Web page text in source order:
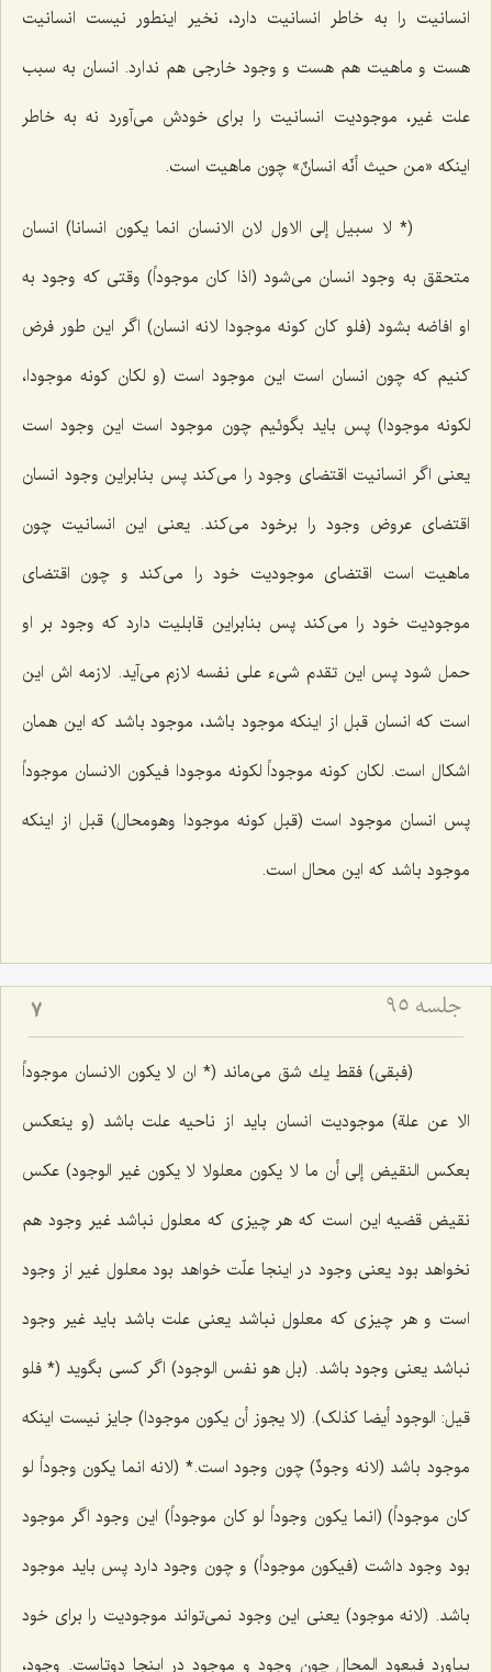
انسانیت را به خاطر انسانیت دارد، نخیر اینطور نیست انسانیت
هست و ماهیت هم هست و وجود خارجى هم ندارد. انسان به سبب
علت غیر، موجودیت انسانیت را براى خودش مى‌آورد نه به خاطر
اینكه «من حیث أنّه انسانٌ» چون ماهیت است.
(* لا سبیل إلى الاول لان الانسان انما یکون انسانا)انسان
متحقق به وجود انسان مى‌شود (اذا کان موجوداً)وقتى كه وجود به
او افاضه بشود (فلو کان کونه موجودا لانه انسان) اگر این طور فرض
كنیم كه چون انسان است این موجود است (و لکان کونه موجودا،
لکونه موجودا) پس باید بگوئیم چون موجود است این وجود است
یعنى اگر انسانیت اقتضاى وجود را مى‌كند پس بنابراین وجود انسان
اقتضاى عروض وجود را برخود مى‌كند. یعنى این انسانیت چون
ماهیت است اقتضاى موجودیت خود را مى‌كند و چون اقتضاى
موجودیت خود را مى‌كند پس بنابراین قابلیت دارد كه وجود بر او
حمل شود پس این تقدم شیء على نفسه لازم مى‌آید. لازمه اش این
است كه انسان قبل از اینكه موجود باشد، موجود باشد كه این همان
اشكال است. لکان کونه موجوداً لکونه موجودا فیکون الانسان موجوداً
پس انسان موجود است (قبل کونه موجودا وهومحال) قبل از اینكه
موجود باشد كه این محال است.
جلسه ۹۵ 7
(فبقى)فقط یك شق مى‌ماند (* ان لا یکون الانسان موجوداً
الا عن علة)موجودیت انسان باید از ناحیه علت باشد (و ینعکس
بعکس النقیض إلى أن ما لا یکون معلولا لا یکون غیر الوجود) عكس
نقیض قضیه این است كه هر چیزى كه معلول نباشد غیر وجود هم
نخواهد بود یعنى وجود در اینجا علّت خواهد بود معلول غیر از وجود
است و هر چیزى كه معلول نباشد یعنى علت باشد باید غیر وجود
نباشد یعنى وجود باشد. (بل هو نفس الوجود) اگر كسى بگوید (* فلو
قیل: الوجود أیضا کذلک). (لا یجوز أن یکون موجودا) جایز نیست اینكه
موجود باشد (لانه وجودٌ)چون وجود است.* (لانه انما یکون وجوداً لو
کان موجوداً) (انما یکون وجوداً لو کان موجوداً) این وجود اگر موجود
بود وجود داشت (فیکون موجوداً) و چون وجود دارد پس باید موجود
باشد. (لانه موجود) یعنى این وجود نمى‌تواند موجودیت را براى خود
بیاوردفیعود المحالچون وجود و موجود در اینجا دوتاست. وجود،